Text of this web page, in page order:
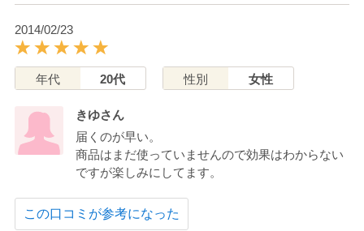
2014/02/23
年代 20代 性別 女性
きゆさん
届くのが早い。
商品はまだ使っていませんので効果はわからない
ですが楽しみにしてます。
この口コミが参考になった